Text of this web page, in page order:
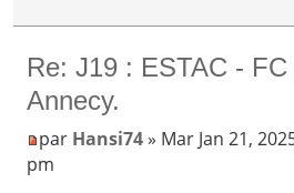
Re: J19 : ESTAC - FC
Annecy.
par Hansi74» Mar Jan 21,
pm